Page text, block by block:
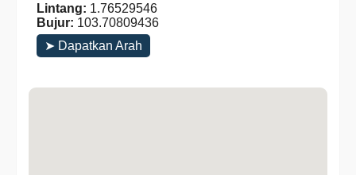
Lintang: 1.76529546
Bujur: 103.70809436
➤ Dapatkan Arah